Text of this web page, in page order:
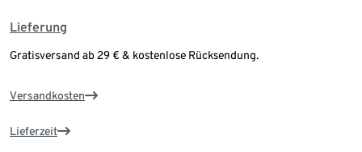
Lieferung
Gratisversand ab 29 € & kostenlose Rücksendung.
Versandkosten
Lieferzeit